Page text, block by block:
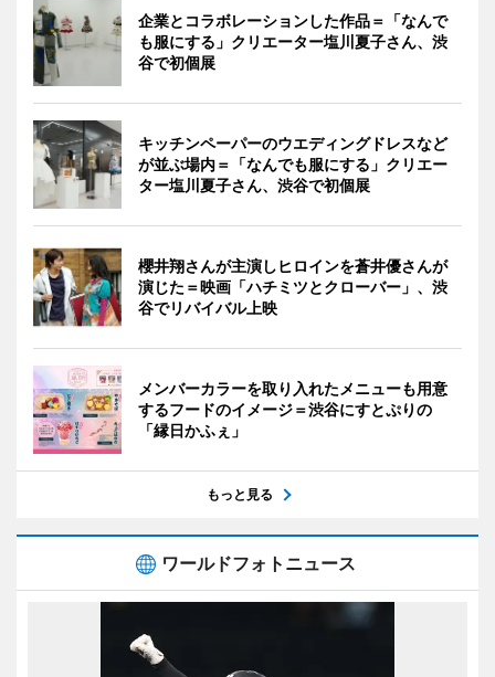
企業とコラボレーションした作品＝「なんで
も服にする」クリエーター塩川夏子さん、渋
谷で初個展
キッチンペーパーのウエディングドレスなど
が並ぶ場内＝「なんでも服にする」クリエー
ター塩川夏子さん、渋谷で初個展
櫻井翔さんが主演しヒロインを蒼井優さんが
演じた＝映画「ハチミツとクローバー」、渋
谷でリバイバル上映
メンバーカラーを取り入れたメニューも用意
するフードのイメージ＝渋谷にすとぷりの
「縁日かふぇ」
もっと見る
ワールドフォトニュース